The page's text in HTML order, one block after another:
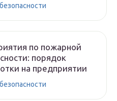
по пожарной
порядок
на предприятии